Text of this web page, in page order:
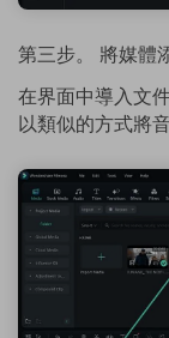
第三步。 將媒體
在界面中導入文
以類似的方式將